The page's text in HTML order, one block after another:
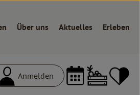
Über uns Aktuelles Erleben
Anmelden